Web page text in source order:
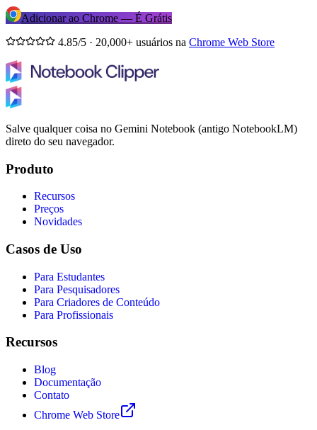
Adicionar ao Chrome — É Grátis
4.85/5 · 20,000+ usuários na Chrome Web Store
Salve qualquer coisa no Gemini Notebook (antigo NotebookLM)
direto do seu navegador.
Produto
Recursos
Preços
Novidades
Casos de Uso
Para Estudantes
Para Pesquisadores
Para Criadores de Conteúdo
Para Profissionais
Recursos
Blog
Documentação
Contato
Chrome Web Store